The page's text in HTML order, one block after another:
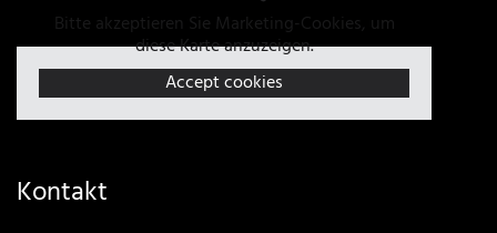
Bitte akzeptieren Sie Marketing-Cookies, um
diese Karte anzuzeigen.
Accept cookies
Kontakt